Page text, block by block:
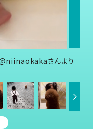
@niinaokakaさんより